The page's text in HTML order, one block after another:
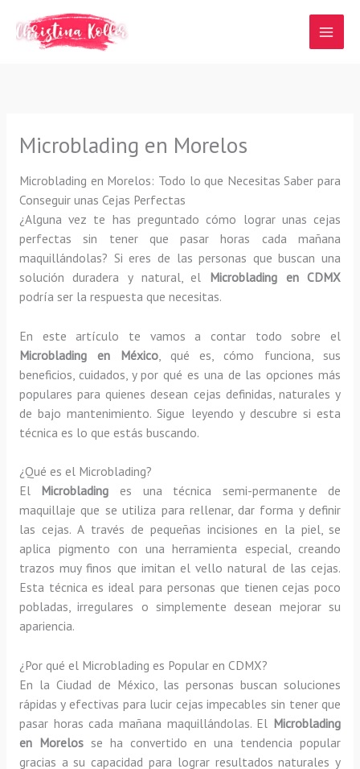
contenido
Microblading en Morelos
Microblading en Morelos: Todo lo que Necesitas Saber para
Conseguir unas Cejas Perfectas
¿Alguna vez te has preguntado cómo lograr unas cejas
perfectas sin tener que pasar horas cada mañana
maquillándolas? Si eres de las personas que buscan una
solución duradera y natural, el Microblading en CDMX
podría ser la respuesta que necesitas.
En este artículo te vamos a contar todo sobre el
Microblading en México, qué es, cómo funciona, sus
beneficios, cuidados, y por qué es una de las opciones más
populares para quienes desean cejas definidas, naturales y
de bajo mantenimiento. Sigue leyendo y descubre si esta
técnica es lo que estás buscando.
¿Qué es el Microblading?
El Microblading es una técnica semi-permanente de
maquillaje que se utiliza para rellenar, dar forma y definir
las cejas. A través de pequeñas incisiones en la piel, se
aplica pigmento con una herramienta especial, creando
trazos muy finos que imitan el vello natural de las cejas.
Esta técnica es ideal para personas que tienen cejas poco
pobladas, irregulares o simplemente desean mejorar su
apariencia.
¿Por qué el Microblading es Popular en CDMX?
En la Ciudad de México, las personas buscan soluciones
rápidas y efectivas para lucir cejas impecables sin tener que
pasar horas cada mañana maquillándolas. El Microblading
en Morelosse ha convertido en una tendencia popular
gracias a su capacidad para lograr resultados naturales y